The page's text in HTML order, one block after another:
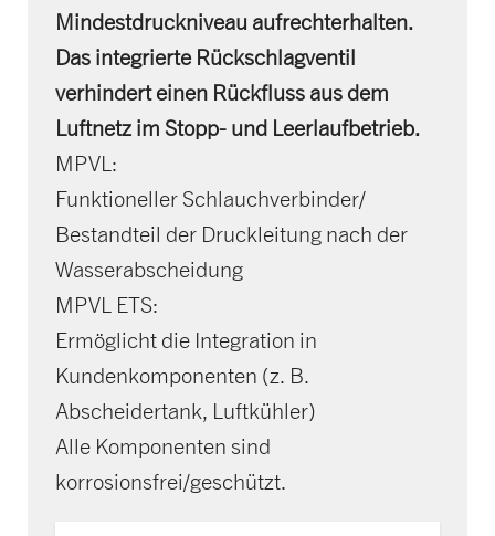
Mindestdruckniveau aufrechterhalten.
Das integrierte Rückschlagventil
verhindert einen Rückfluss aus dem
Luftnetz im Stopp- und Leerlaufbetrieb.
MPVL:
Funktioneller Schlauchverbinder/
Bestandteil der Druckleitung nach der
Wasserabscheidung
MPVL ETS:
Ermöglicht die Integration in
Kundenkomponenten (z. B.
Abscheidertank, Luftkühler)
Alle Komponenten sind
korrosionsfrei/geschützt.